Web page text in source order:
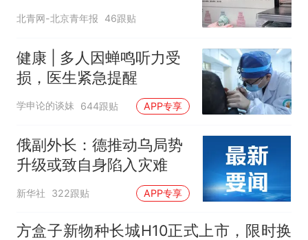
应
北青网-北京青年报 46跟贴
健康 | 多人因蝉鸣听力受
损，医生紧急提醒
学申论的谈妹 644跟贴 APP专享
俄副外长：德推动乌局势
升级或致自身陷入灾难
新华社 322跟贴 APP专享
方盒子新物种长城H10正式上市，限时换